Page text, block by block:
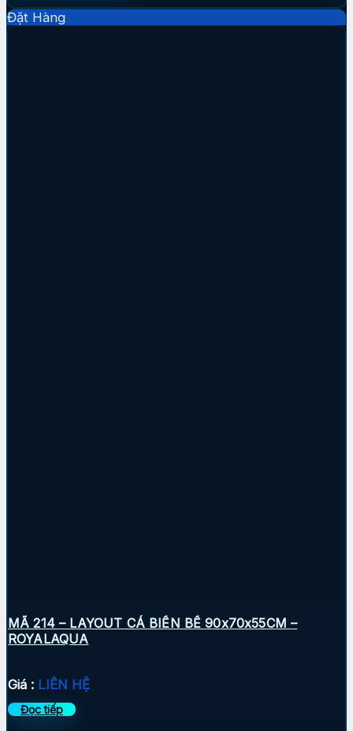
Đặt Hàng
MÃ 214 – LAYOUT CÁ BIỂN BỂ 90x70x55CM –
ROYALAQUA
Giá : LIÊN HỆ
Đọc tiếp